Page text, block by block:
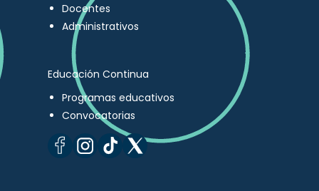
Docentes
Administrativos
Educación Continua
Programas educativos
Convocatorias